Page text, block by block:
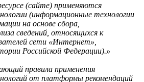
(сайте) применяются
(информационные технологии
на основе сбора,
сведений, относящихся к
сети «Интернет»,
Российской Федерации).»
правила применения
от платформы рекомендаций